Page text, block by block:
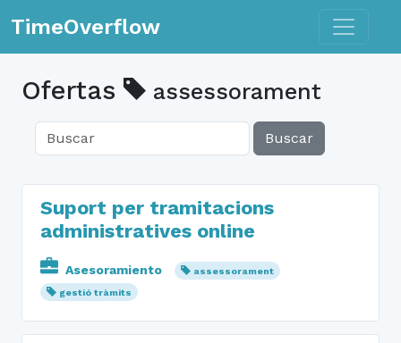
TimeOverflow Toggle
Ofertas assessorament
Buscar
Suport per tramitacions
administratives online
Asesoramiento
assessorament
gestió tràmits